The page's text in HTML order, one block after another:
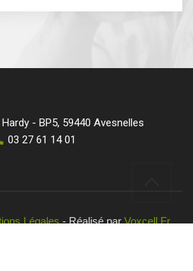
- BP5, 59440 Avesnelles
03 27 61 14 01
Légales- Réalisé parVoxcell.fr